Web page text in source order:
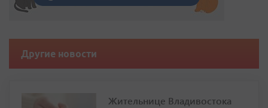
Другие новости
Жительнице Владивостока